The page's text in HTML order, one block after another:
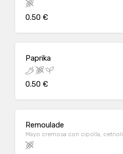
0.50 €
Paprika
0.50 €
Remoulade
Mayo cremosa con cipolla, cetrioli